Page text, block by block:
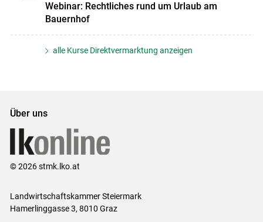
Webinar: Rechtliches rund um Urlaub am
Bauernhof
alle Kurse Direktvermarktung anzeigen
Über uns
© 2026 stmk.lko.at
Landwirtschaftskammer Steiermark
Hamerlinggasse 3, 8010 Graz